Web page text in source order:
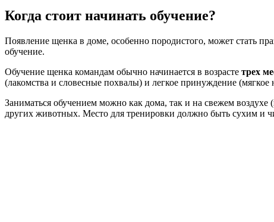
Когда стоит начинать обучение?
Появление щенка в доме, особенно породистого, может стать
обучение.
Обучение щенка командам обычно начинается в возрасте трех
(лакомства и словесные похвалы) и легкое принуждение (мягкое
Заниматься обучением можно как дома, так и на свежем
других животных. Место для тренировки должно быть сухим и